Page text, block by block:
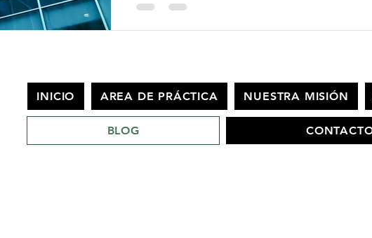
INICIO AREA DE PRÁCTICA NUESTRA MISIÓN
BLOG